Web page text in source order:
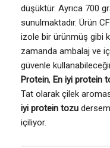
düşüktür. Ayrıca 700
sunulmaktadır. Ürün
izole bir ürünmüş gibi
zamanda ambalaj ve
güvenle
Protein, En iyi protein
Tat olarak çilek
iyi protein tozu
içiliyor.